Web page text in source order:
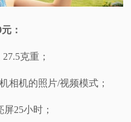
：
克重；
相机的照片/视频模式；
屏25小时；